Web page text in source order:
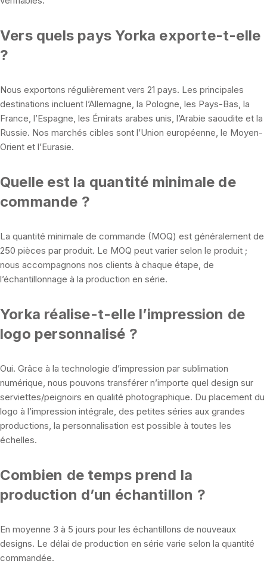
Vers quels pays Yorka exporte-t-elle
?
Nous exportons régulièrement vers 21 pays. Les principales
destinations incluent l’Allemagne, la Pologne, les Pays-Bas, la
France, l’Espagne, les Émirats arabes unis, l’Arabie saoudite et la
Russie. Nos marchés cibles sont l’Union européenne, le Moyen-
Orient et l’Eurasie.
Quelle est la quantité minimale de
commande ?
La quantité minimale de commande (MOQ) est généralement de
250 pièces par produit. Le MOQ peut varier selon le produit ;
nous accompagnons nos clients à chaque étape, de
l’échantillonnage à la production en série.
Yorka réalise-t-elle l’impression de
logo personnalisé ?
Oui. Grâce à la technologie d’impression par sublimation
numérique, nous pouvons transférer n’importe quel design sur
serviettes/peignoirs en qualité photographique. Du placement du
logo à l’impression intégrale, des petites séries aux grandes
productions, la personnalisation est possible à toutes les
échelles.
Combien de temps prend la
production d’un échantillon ?
En moyenne 3 à 5 jours pour les échantillons de nouveaux
designs. Le délai de production en série varie selon la quantité
commandée.